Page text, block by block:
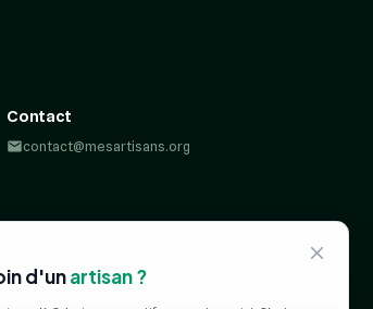
d'unartisan ?
Contact
contact@mesartisans.org